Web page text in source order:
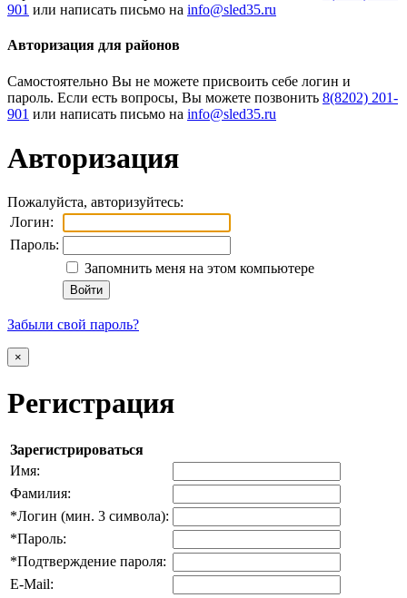
901 или написать письмо на
Авторизация для районов
Cамостоятельно Вы не можете присвоить себе логин и
пароль. Если есть вопросы, Вы можете позвонить 8(8202) 201-
901 или написать письмо на
Авторизация
Пожалуйста, авторизуйтесь:
Логин:
Пароль:
Запомнить меня на этом компьютере
Забыли свой пароль?
×
Регистрация
Зарегистрироваться
Имя:
Фамилия:
*Логин (мин. 3 символа):
*Пароль:
*Подтверждение пароля:
E-Mail: